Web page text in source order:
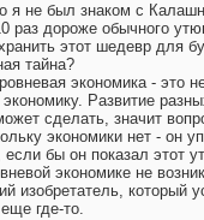
я не был знаком с
раз дороже обычного
этот шедевр для
тайна?
экономика - это
экономику. Развитие
сделать, значит
экономики нет - он
если бы он показал этот
экономике не
изобретатель, который
где-то.